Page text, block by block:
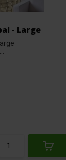
- Large